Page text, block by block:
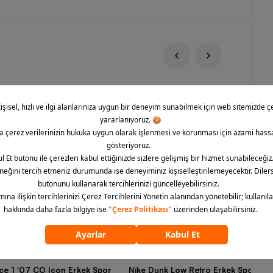
1 '07 CO Icon Erkek Spor Nike Dunk Low Retro Erkek Spor